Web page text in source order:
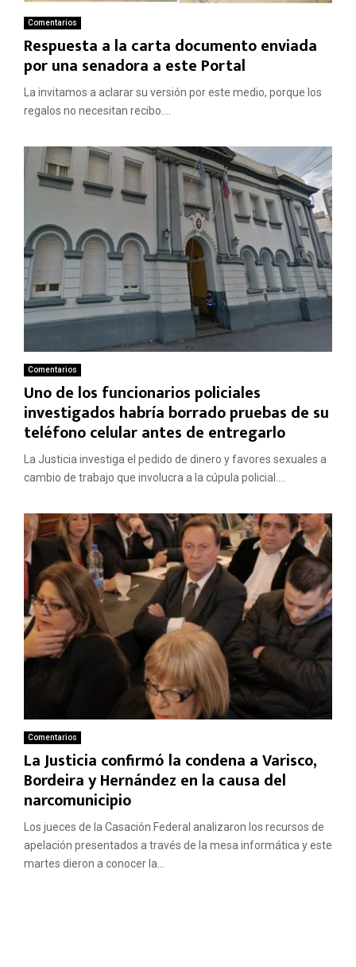
Comentarios
Respuesta a la carta documento enviada
por una senadora a este Portal
La invitamos a aclarar su versión por este medio, porque los
regalos no necesitan recibo....
Comentarios
Uno de los funcionarios policiales
investigados habría borrado pruebas de su
teléfono celular antes de entregarlo
La Justicia investiga el pedido de dinero y favores sexuales a
cambio de trabajo que involucra a la cúpula policial....
Comentarios
La Justicia confirmó la condena a Varisco,
Bordeira y Hernández en la causa del
narcomunicipio
Los jueces de la Casación Federal analizaron los recursos de
apelación presentados a través de la mesa informática y este
martes dieron a conocer la...